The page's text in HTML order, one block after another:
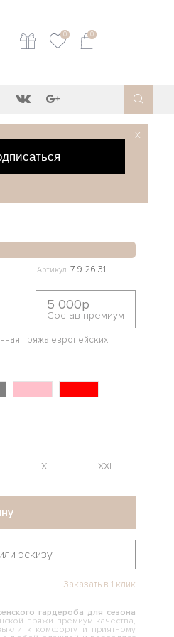
0 0
X
Артикул 7.9.26.31
5 000р
Состав премиум
пряжа европейских
XL
XXL
эскизу
Заказать в 1 клик
гардероба для сезона
пряжи премиум качества,
к комфорту и приятному